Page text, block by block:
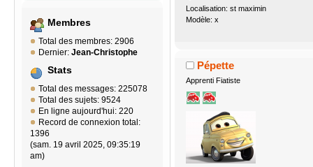
Membres
Total des membres: 2906
Dernier: Jean-Christophe
Stats
Total des messages: 225078
Total des sujets: 9524
En ligne aujourd'hui: 220
Record de connexion total:
1396
(sam. 19 avril 2025, 09:35:19
am)
Localisation: st maximin
Modèle: x
Pépette
Apprenti Fiatiste